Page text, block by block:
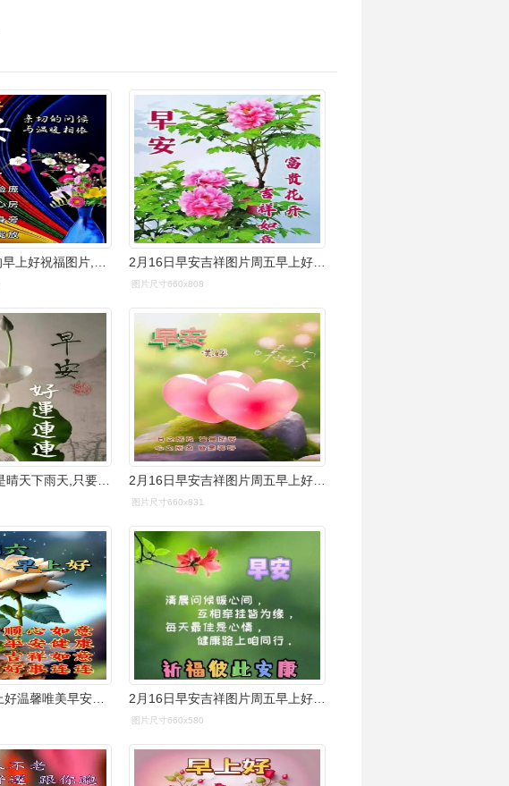
图片尺寸660x808
早安吉祥:不管是晴天下雨天,只要开心就是美好的一天,早安
图片尺寸660x831
4月8日周六早上好温馨唯美早安祝福图片问候语
图片尺寸660x580